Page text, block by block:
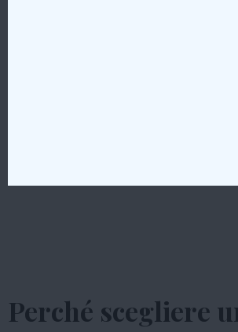
Perché scegliere